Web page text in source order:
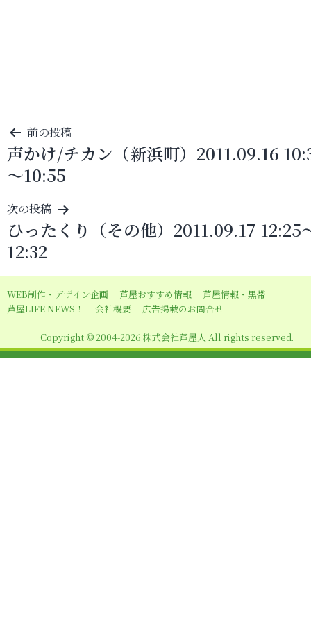
投
稿
ナ
ビ
ゲ
ー
シ
ョ
ン
前の投稿
声かけ/チカン（新浜町）2011.09.16
～10:55
次の投稿
ひったくり（その他）2011.09.17 12:25
12:32
WEB制作・デザイン企画 芦屋おすすめ情報
芦屋情報・黒帯
芦屋LIFE NEWS！
会社概要 広告掲載のお問合せ
Copyright © 2004-2026 株式会社芦屋人 All rights reserved.